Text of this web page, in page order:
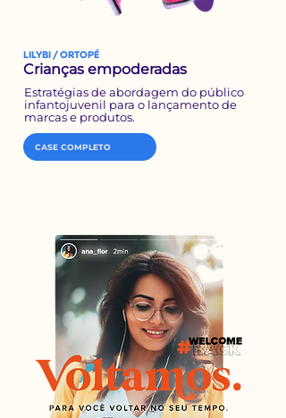
LILYBI / ORTOPÉ
Crianças empoderadas
Estratégias de abordagem do público
infantojuvenil para o lançamento de
marcas e produtos.
CASE COMPLETO